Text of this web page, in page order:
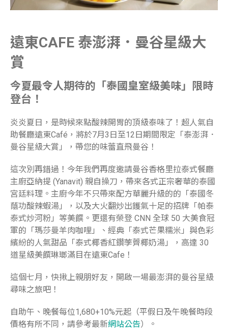
遠東CAFE 泰澎湃．曼谷星級大
賞
今夏最令人期待的「泰國皇室級美味」限時
登台！
炎炎夏日，是時候來點酸辣開胃的頂級泰味了！超人氣自
助餐廳遠東Café，將於7月3日至12日期間限定「泰澎湃．
曼谷星級大賞」，帶您的味蕾直飛曼谷！
這次別再錯過！今年我們再度邀請曼谷香格里拉泰式餐廳
主廚亞納提 (Yanavit) 親自操刀，帶來各式正宗奢華的泰國
宮廷料理。主廚今年不只帶來配方華麗升級的的「泰國冬
蔭功酸辣蝦湯」，以及大火翻炒出鑊氣十足的招牌「帕泰
泰式炒河粉」等美饌。更還有榮登 CNN 全球 50 大美食冠
軍的「瑪莎曼羊肉咖哩」、經典「泰式芒果糯米」與色彩
繽紛的人氣甜品「泰式椰香紅鑽荸薺椰奶湯」，高達 30
道星級美饌琳瑯滿目在遠東Cafe！
這個七月，快揪上親朋好友，開啟一場最澎湃的曼谷星級
尋味之旅吧！
自助午、晚餐每位1,680+10%元起（平假日及午晚餐時段
價格有所不同，請參考最新網站公告）。